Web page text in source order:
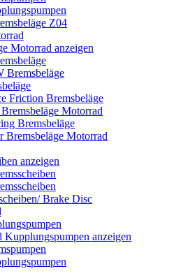
Z04
Motorrad anzeigen
Bremsbeläge
Friction Bremsbeläge
Motorrad
Bremsbeläge
Bremsbeläge Motorrad
anzeigen
Brake Disc
Kupplungspumpen anzeigen